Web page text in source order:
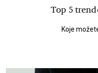
Top 5
Koje